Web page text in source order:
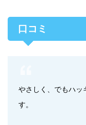
口コミ
やさしく、でもハッ
す。